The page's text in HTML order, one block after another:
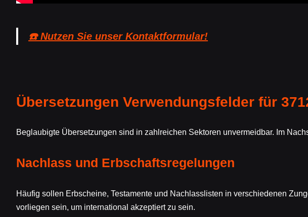
☎️ Nutzen Sie unser Kontaktformular!
Übersetzungen Verwendungsfelder für
Beglaubigte Übersetzungen sind in zahlreichen Sektoren unvermeidbar. Im
Nachlass und Erbschaftsregelungen
Häufig sollen Erbscheine, Testamente und Nachlasslisten in verschiedenen
vorliegen sein, um international akzeptiert zu sein.